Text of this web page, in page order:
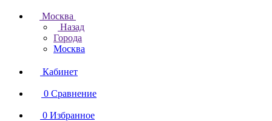
Москва
Назад
Города
Москва
Кабинет
0 Сравнение
0 Избранное